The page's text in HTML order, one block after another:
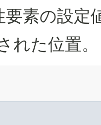
要素の設定
れた位置。